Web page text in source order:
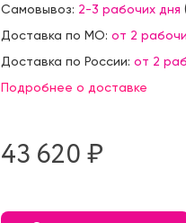
Самовывоз: 2-3 рабочих дня
Доставка по МО: от 2
Доставка по России: от 2
Подробнее о доставке
43 620 ₷